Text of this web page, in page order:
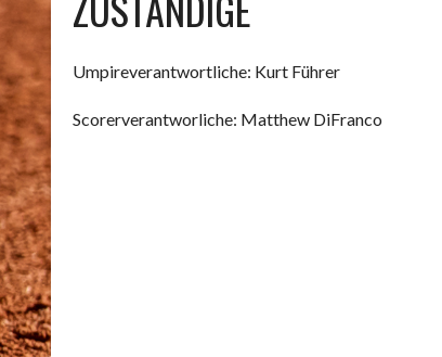
Umpireverantwortliche: Kurt Führer
Scorerverantworliche: Matthew DiFranco